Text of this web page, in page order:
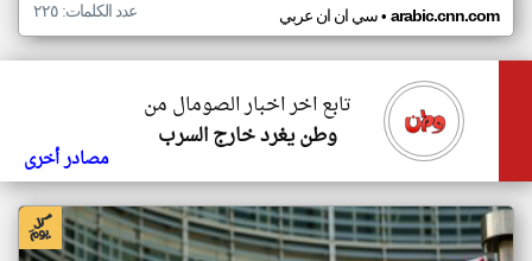
سي ان ان عربي• arabic.cnn.com عدد الكلمات: ٢٢٥
تابع اخر اخبار الصومال من
وطن يغرد خارج السرب
مصادر أخرى